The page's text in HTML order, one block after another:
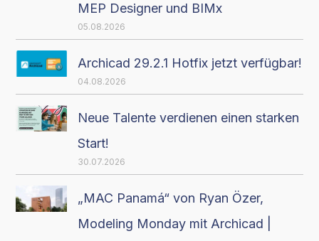
MEP Designer und BIMx
05.08.2026
Archicad 29.2.1 Hotfix jetzt verfügbar!
04.08.2026
Neue Talente verdienen einen starken
Start!
30.07.2026
„MAC Panamá“ von Ryan Özer,
Modeling Monday mit Archicad |